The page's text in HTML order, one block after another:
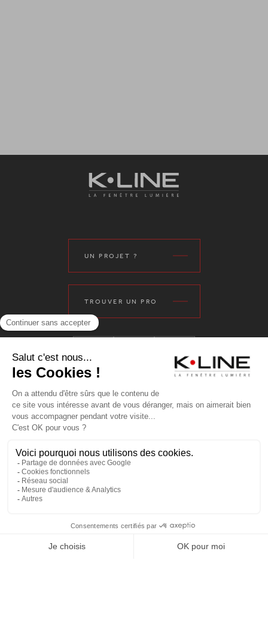
UN PROJET ?
TROUVER UN PRO
CONTACTER K-LINE
MA CONFIG K-LINE
PRESSE